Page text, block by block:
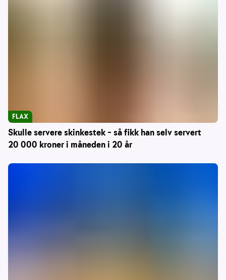
Skulle servere skinkestek – så fikk han selv servert
20 000 kroner i måneden i 20 år
FLAX